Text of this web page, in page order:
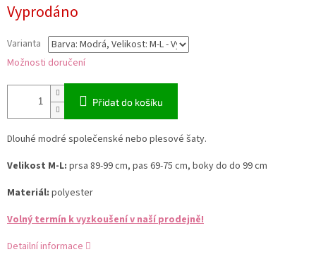
cena:
Vyprodáno
Varianta
Možnosti doručení
Přidat do košíku
Dlouhé modré společenské nebo plesové šaty.
Velikost M-L: prsa 89-99 cm, pas 69-75 cm, boky do do 99 cm
Materiál: polyester
Volný termín k vyzkoušení v naší prodejně!
Detailní informace